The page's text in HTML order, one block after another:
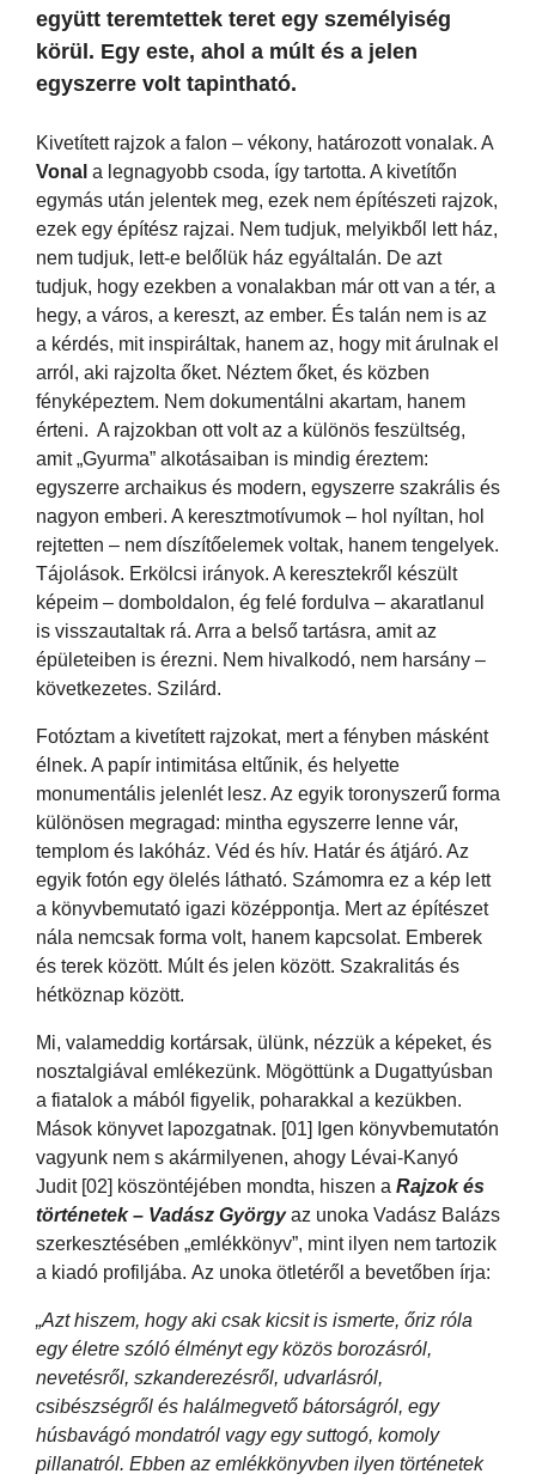
együtt teremtettek teret egy személyiség
körül. Egy este, ahol a múlt és a jelen
egyszerre volt tapintható.
Kivetített rajzok a falon – vékony, határozott vonalak. A
Vonal a legnagyobb csoda, így tartotta. A kivetítőn
egymás után jelentek meg, ezek nem építészeti rajzok,
ezek egy építész rajzai. Nem tudjuk, melyikből lett ház,
nem tudjuk, lett-e belőlük ház egyáltalán. De azt
tudjuk, hogy ezekben a vonalakban már ott van a tér, a
hegy, a város, a kereszt, az ember. És talán nem is az
a kérdés, mit inspiráltak, hanem az, hogy mit árulnak el
arról, aki rajzolta őket. Néztem őket, és közben
fényképeztem. Nem dokumentálni akartam, hanem
érteni. A rajzokban ott volt az a különös feszültség,
amit „Gyurma” alkotásaiban is mindig éreztem:
egyszerre archaikus és modern, egyszerre szakrális és
nagyon emberi. A keresztmotívumok – hol nyíltan, hol
rejtetten – nem díszítőelemek voltak, hanem tengelyek.
Tájolások. Erkölcsi irányok. A keresztekről készült
képeim – domboldalon, ég felé fordulva – akaratlanul
is visszautaltak rá. Arra a belső tartásra, amit az
épületeiben is érezni. Nem hivalkodó, nem harsány –
következetes. Szilárd.
Fotóztam a kivetített rajzokat, mert a fényben másként
élnek. A papír intimitása eltűnik, és helyette
monumentális jelenlét lesz. Az egyik toronyszerű forma
különösen megragad: mintha egyszerre lenne vár,
templom és lakóház. Véd és hív. Határ és átjáró. Az
egyik fotón egy ölelés látható. Számomra ez a kép lett
a könyvbemutató igazi középpontja. Mert az építészet
nála nemcsak forma volt, hanem kapcsolat. Emberek
és terek között. Múlt és jelen között. Szakralitás és
hétköznap között.
Mi, valameddig kortársak, ülünk, nézzük a képeket, és
nosztalgiával emlékezünk. Mögöttünk a Dugattyúsban
a fiatalok a mából figyelik, poharakkal a kezükben.
Mások könyvet lapozgatnak. [01] Igen könyvbemutatón
vagyunk nem s akármilyenen, ahogy Lévai-Kanyó
Judit [02] köszöntéjében mondta, hiszen a Rajzok és
történetek – Vadász Györgyaz unoka Vadász Balázs
szerkesztésében „emlékkönyv”, mint ilyen nem tartozik
a kiadó profiljába. Az unoka ötletéről a bevetőben írja:
„Azt hiszem, hogy aki csak kicsit is ismerte, őriz róla
egy életre szóló élményt egy közös borozásról,
nevetésről, szkanderezésről, udvarlásról,
csibészségről és halálmegvető bátorságról, egy
húsbavágó mondatról vagy egy suttogó, komoly
pillanatról. Ebben az emlékkönyvben ilyen történetek